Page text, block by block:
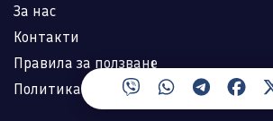
За нас
Контакти
Правила за ползване
Политика за лични данни